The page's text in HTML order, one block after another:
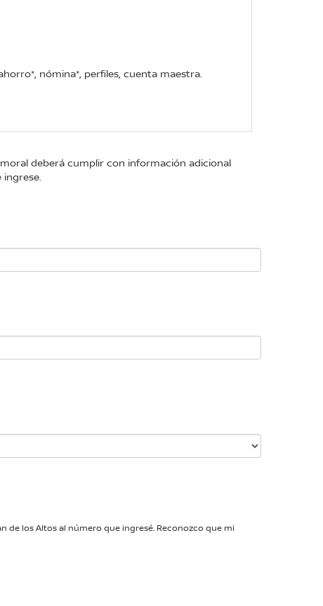
nómina*, perfiles, cuenta maestra.
deberá cumplir con información adicional
de los Altos al número que ingresé. Reconozco que mi